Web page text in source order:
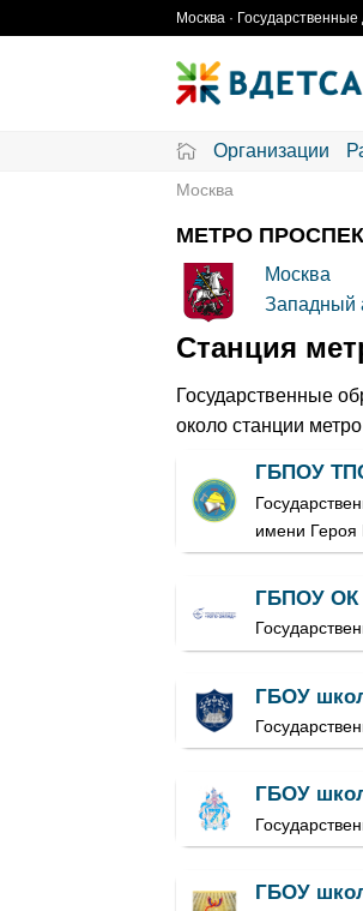
Москва ·
Организации
Москва
МЕТРО
Москва
Западный
Станция
Государственные
около станции метро
ГБПОУ
имени Героя
ГБПОУ ОК
ГБОУ
ГБОУ
ГБОУ